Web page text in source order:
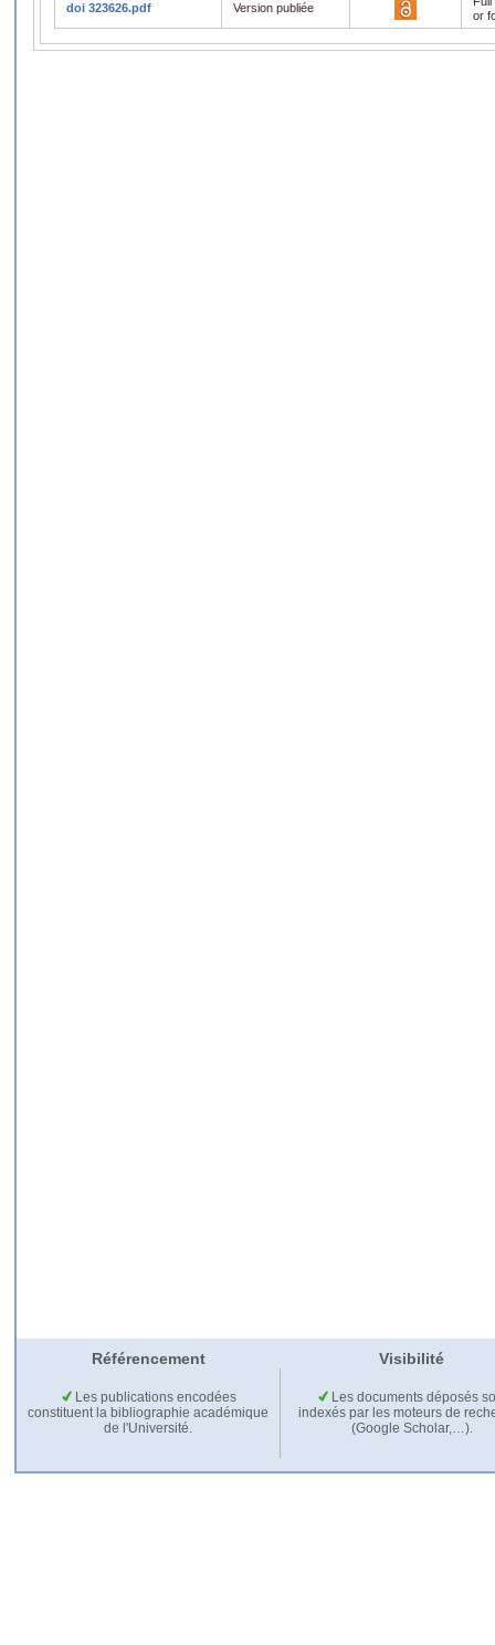
doi 323626.pdf Version publiée
or
Référencement Visibilité
Les publications encodées
constituent la bibliographie académique
de l'Université.
Les documents déposés
indexés par les moteurs de
(Google Scholar,…).